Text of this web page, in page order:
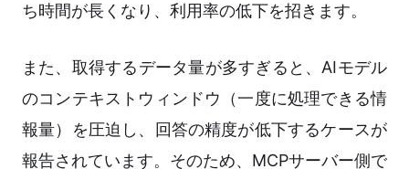
ち時間が長くなり、利用率の低下を招きます。
また、取得するデータ量が多すぎると、AIモデル
のコンテキストウィンドウ（一度に処理できる情
報量）を圧迫し、回答の精度が低下するケースが
報告されています。そのため、MCPサーバー側で